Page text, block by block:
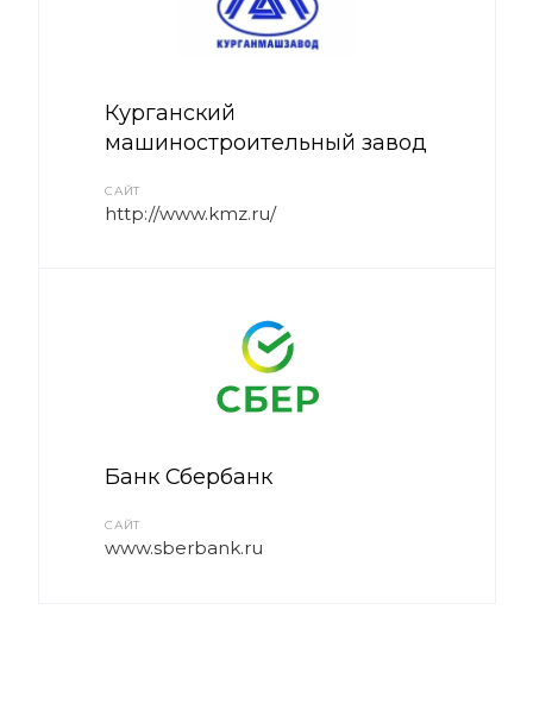
Курганский
машиностроительный завод
САЙТ
http://www.kmz.ru/
Банк Сбербанк
САЙТ
www.sberbank.ru